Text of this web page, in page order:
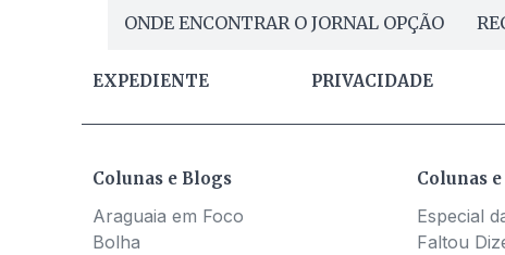
ONDE ENCONTRAR O JORNAL OPÇÃO
EXPEDIENTE PRIVACIDADE
Colunas e Blogs
Araguaia em Foco
Bolha
Colunas
Especial
Faltou